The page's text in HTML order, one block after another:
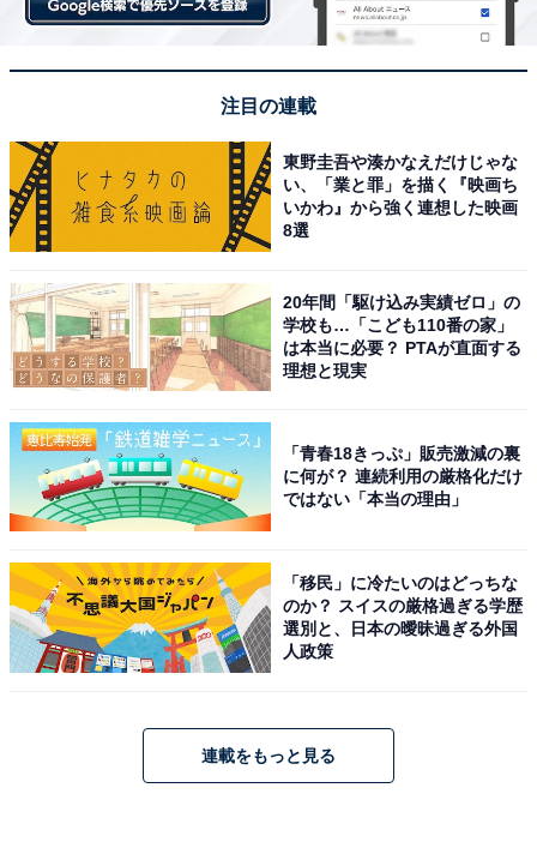
こちらもおすすめ
ング！ 2位「品川」、1位は？
1 2
注目の連載
東野圭吾や湊かなえだけじゃな
い、「業と罪」を描く『映画ち
いかわ』から強く連想した映画
8選
20年間「駆け込み実績ゼロ」の
学校も…「こども110番の家」
は本当に必要？ PTAが直面する
理想と現実
「青春18きっぷ」販売激減の裏
に何が？ 連続利用の厳格化だけ
ではない「本当の理由」
「移民」に冷たいのはどっちな
のか？ スイスの厳格過ぎる学歴
選別と、日本の曖昧過ぎる外国
人政策
連載をもっと見る